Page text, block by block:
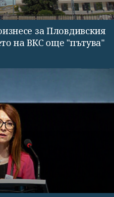
за Пловдивския
на ВКС още "пътува"